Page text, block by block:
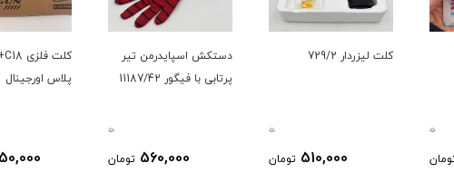
0
کلت لیزردار 729/2
0
510,000 تومان
دستکش اسپایدرمن تیر
پرتابی با فیگور 11187/42
0
560,000 تومان
پلاس اورجینال